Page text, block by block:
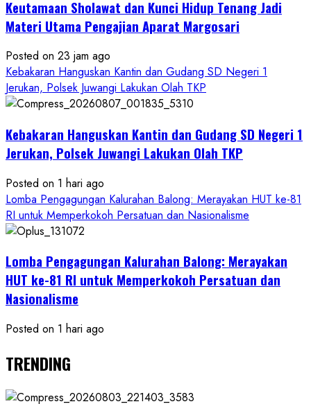
Keutamaan Sholawat dan Kunci Hidup Tenang Jadi
Materi Utama Pengajian Aparat Margosari
Posted on 23 jam ago
Kebakaran Hanguskan Kantin dan Gudang SD Negeri 1
Jerukan, Polsek Juwangi Lakukan Olah TKP
Kebakaran Hanguskan Kantin dan Gudang SD Negeri 1
Jerukan, Polsek Juwangi Lakukan Olah TKP
Posted on 1 hari ago
Lomba Pengagungan Kalurahan Balong: Merayakan HUT ke-81
RI untuk Memperkokoh Persatuan dan Nasionalisme
Lomba Pengagungan Kalurahan Balong: Merayakan
HUT ke-81 RI untuk Memperkokoh Persatuan dan
Nasionalisme
Posted on 1 hari ago
TRENDING